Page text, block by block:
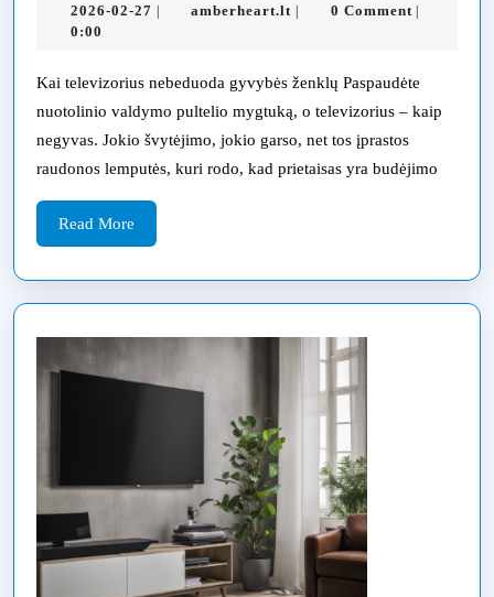
2026-02-27 2026-amberheart.lt amberheart.lt
0 Comment
0:00
Kai televizorius nebeduoda gyvybės ženklų Paspaudėte
nuotolinio valdymo pultelio mygtuką, o televizorius – kaip
negyvas. Jokio švytėjimo, jokio garso, net tos įprastos
raudonos lemputės, kuri rodo, kad prietaisas yra budėjimo
Read More
More